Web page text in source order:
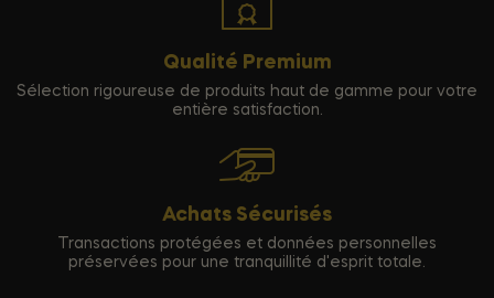
Qualité Premium
Sélection rigoureuse de produits haut de gamme pour votre
entière satisfaction.
Achats Sécurisés
Transactions protégées et données personnelles
préservées pour une tranquillité d'esprit totale.